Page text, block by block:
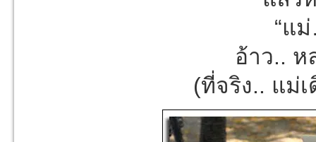
“แ
อ้าว.. ห
(ที่จริง.. แม่